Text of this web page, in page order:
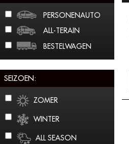
PERSONENAUTO
ALL-TERAIN
BESTELWAGEN
SEIZOEN:
ZOMER
WINTER
ALL SEASON